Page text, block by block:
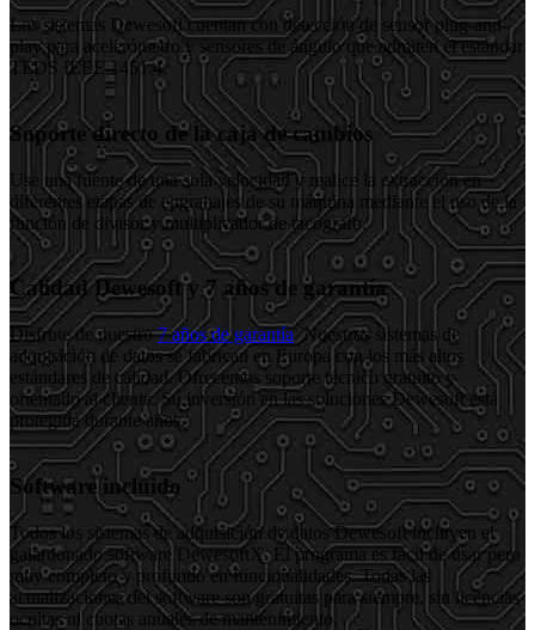
Los sistemas Dewesoft cuentan con detección de sensor plug-and-
play para acelerómetro y sensores de ángulo que admiten el estándar
TEDS IEEE 1451.4.
Soporte directo de la caja de cambios
Use una fuente de una sola velocidad y realice la extracción en
diferentes etapas de engranajes de su máquina mediante el uso de la
función de divisor y multiplicador de tacógrafo.
Calidad Dewesoft y 7 años de garantía
Disfrute de nuestro7 años de garantía. Nuestros sistemas de
adquisición de datos se fabrican en Europa con los más altos
estándares de calidad. Ofrecemos soporte técnico gratuito y
orientado al cliente. Su inversión en las soluciones Dewesoft está
protegida durante años.
Software incluido
Todos los sistemas de adquisición de datos Dewesoft incluyen el
galardonado software DewesoftX. El programa es fácil de usar pero
muy completo y profundo en funcionalidades. Todas las
actualizaciones del software son gratuitas para siempre, sin licencias
ocultas ni cuotas anuales de mantenimiento.